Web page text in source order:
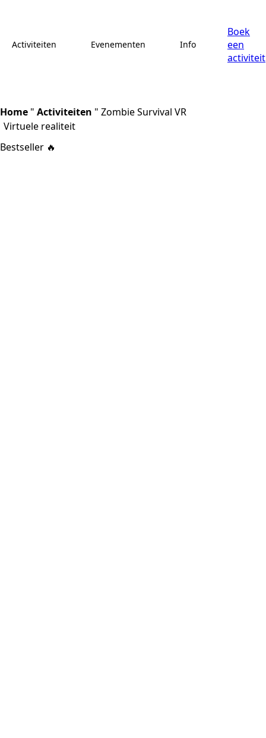
Activiteiten Evenementen Info
Boek
een
activiteit
Home " Activiteiten " Zombie Survival VR
Virtuele realiteit
Bestseller 🔥